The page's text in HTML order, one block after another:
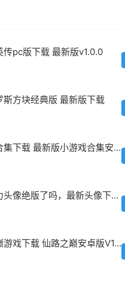
传pc版下载 最新版v1.0.0
斯方块经典版 最新版下载
小游戏合集下载 最新版小游戏合集安卓IOS版
无限火力头像绝版了吗，最新头像下载教程
仙路之巅游戏下载 仙路之巅安卓版V1.0最新版